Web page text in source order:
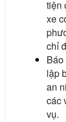
tiện
xe
chỉ
lập
an
các
vụ.